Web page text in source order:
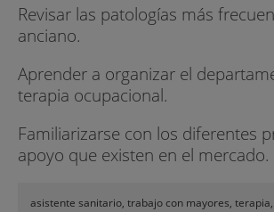
Revisar las patologías más
anciano.
Aprender a organizar el
terapia ocupacional.
Familiarizarse con los diferentes
apoyo que existen en el mercado.
asistente sanitario, trabajo con mayores,